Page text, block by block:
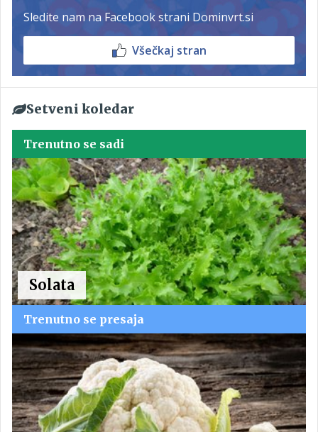
Sledite nam na Facebook strani Dominvrt.si
Všečkaj stran
Setveni koledar
Trenutno se sadi
Solata
Trenutno se presaja